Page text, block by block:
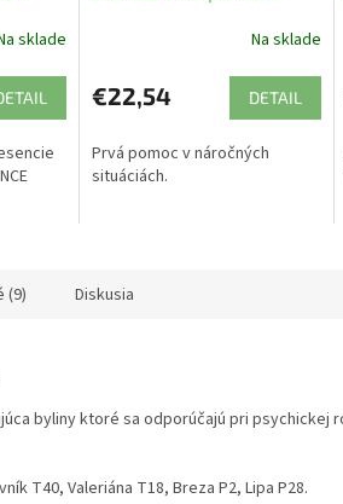
sklade Na sklade
€22,54 DETAIL
Prvá pomoc v náročných
situáciách.
(9) Diskusia
byliny ktoré sa odporúčajú pri
T40, Valeriána T18, Breza P2, Lipa P28.